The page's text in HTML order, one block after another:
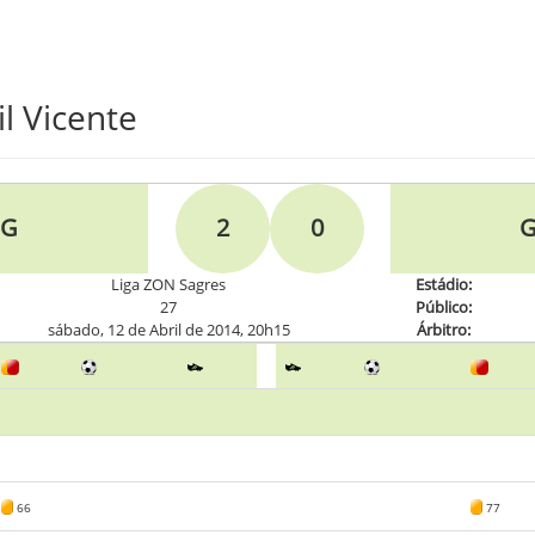
Vicente
2 0
Liga ZON Sagres Estádio:
27 Público:
sábado, 12 de Abril de 2014, 20h15 Árbitro:
66 77